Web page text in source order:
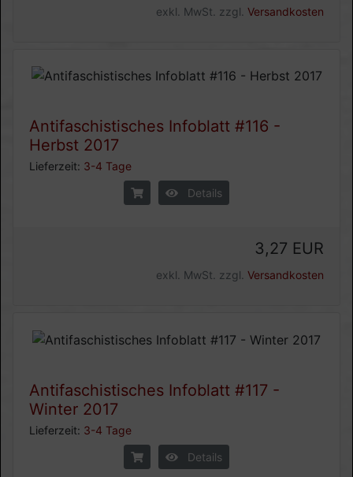
exkl. MwSt. zzgl. Versandkosten
Antifaschistisches Infoblatt #116 -
Herbst 2017
Lieferzeit: 3-4 Tage
Details
3,27 EUR
exkl. MwSt. zzgl. Versandkosten
Antifaschistisches Infoblatt #117 -
Winter 2017
Lieferzeit: 3-4 Tage
Details